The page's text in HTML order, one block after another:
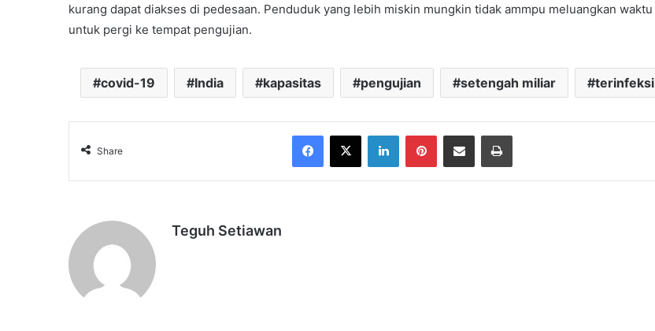
kurang dapat diakses di pedesaan. Penduduk yang lebih miskin mungkin tidak ammpu meluangkan waktu
untuk pergi ke tempat pengujian.
covid-19 India kapasitas pengujian setengah miliar terinfeksi
Share
Facebook
X LinkedInPinterestShare via Email Print
Teguh Setiawan